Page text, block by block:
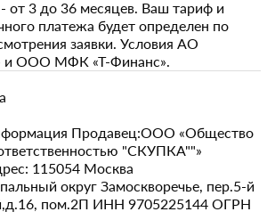
от 3 до 36 месяцев. Ваш тариф и
платежа будет определен по
заявки. Условия АО
и ООО МФК «Т-Финанс».
Продавец:ООО «Общество
"СКУПКА""»
115054 Москва
округ Замоскворечье, пер.5-й
пом.2П ИНН 9705225144 ОГРН